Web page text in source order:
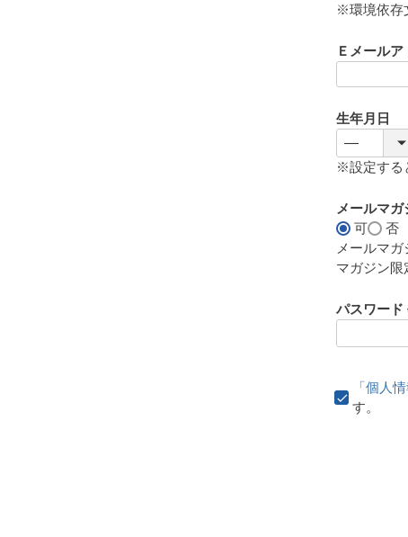
必
)
※環境依存
Ｅメール
生年月日
※設定する
メールマ
可
否
メールマ
マガジン限
パスワード
「個人
す。